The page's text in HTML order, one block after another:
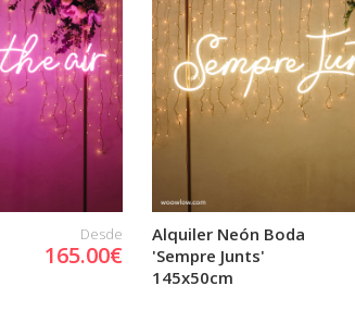
Desde
165.00€
Alquiler Neón Boda
'Sempre Junts'
145x50cm